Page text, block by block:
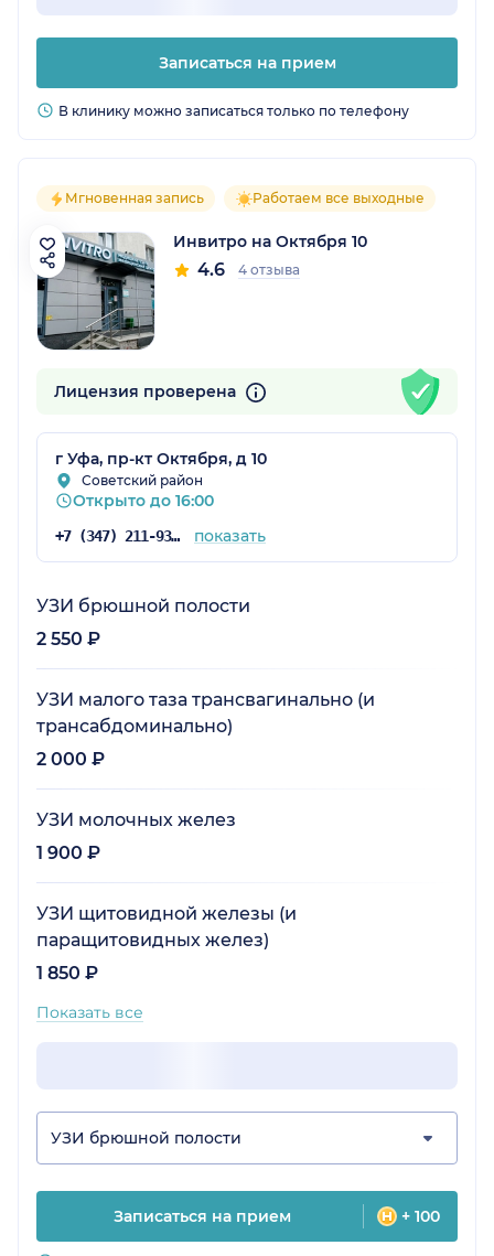
Записаться на прием
В клинику можно записаться только по телефону
Мгновенная запись Работаем все выходные
Инвитро на Октября 10
4.6 4 отзыва
Лицензия проверена
г Уфа, пр-кт Октября, д 10
Советский район
Открыто до 16:00
+7 (347) 211-93-61 показать
УЗИ брюшной полости
2 550 ₽
УЗИ малого таза трансвагинально (и
трансабдоминально)
2 000 ₽
УЗИ молочных желез
1 900 ₽
УЗИ щитовидной железы (и
паращитовидных желез)
1 850 ₽
Показать все
УЗИ брюшной полости
Записаться на прием + 100